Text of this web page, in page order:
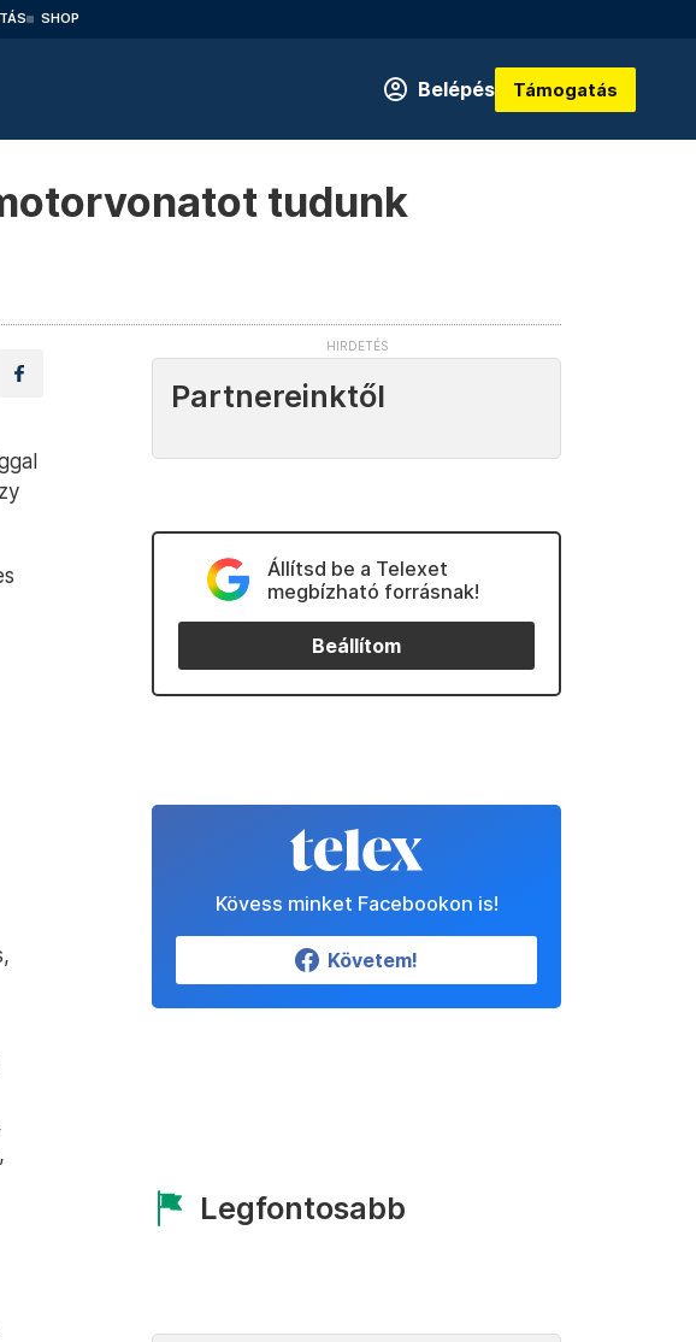
SHOP
Belépés Támogatás
tudunk
Partnereinktől
Állítsd be a Telexet
megbízható forrásnak!
Beállítom
Kövess minket Facebookon is!
Követem!
Legfontosabb